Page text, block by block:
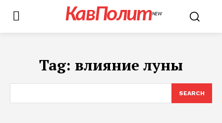
КавПолитNEW
Tag: влияние луны
SEARCH